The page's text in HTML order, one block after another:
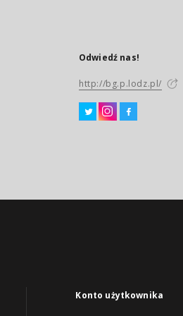
Odwiedź nas!
http://bg.p.lodz.pl/
Konto użytkownika